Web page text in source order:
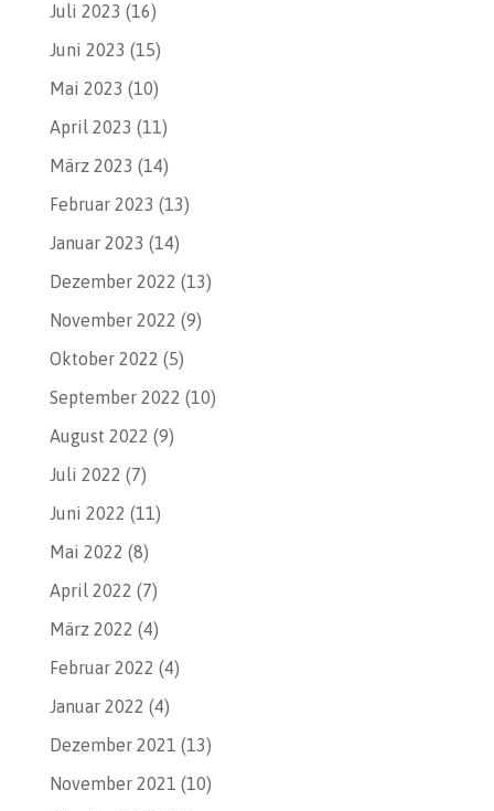
Juli 2023 (16)
Juni 2023 (15)
Mai 2023 (10)
April 2023 (11)
März 2023 (14)
Februar 2023 (13)
Januar 2023 (14)
Dezember 2022 (13)
November 2022 (9)
Oktober 2022 (5)
September 2022 (10)
August 2022 (9)
Juli 2022 (7)
Juni 2022 (11)
Mai 2022 (8)
April 2022 (7)
März 2022 (4)
Februar 2022 (4)
Januar 2022 (4)
Dezember 2021 (13)
November 2021 (10)